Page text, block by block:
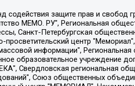
владельцем интернет-издания https://mnews.world/, Компания "Stichting Bellingcat", зарегистрированная в Нидерландах (дата регистрации 11.07.2018), Захаров Андрей Вячеславович, Клепиковская Екатерина Дмитриевна, Общество с ограниченной ответственностью "МЕМО", Перл Роман Александрович, Симонов Евгений Алексеевич, Соловьева Елена Анатольевна, Сотников Даниил Владимирович, Сурначева Елизавета Дмитриевна, Автономная некоммерческая организация по защите прав человека и информированию населения "Якутия – Наше Мнение", Общество с ограниченной ответственностью "Москоу диджитал медиа", с 26.01.2023 Общество с ограниченной ответственностью "Чайка Белые сады", Ветошкина Валерия Валерьевна, Заговора Максим Александрович, Межрегиональное общественное движение "Российская ЛГБТ - сеть", Оленичев Максим Владимирович, Павлов Иван Юрьевич, Скворцова Елена Сергеевна, Общество с ограниченной ответственностью "Как бы инагент", Кочетков Игорь Викторович, Общество с ограниченной ответственностью "Честные выборы", Еланчик Олег Александрович, Общество с ограниченной ответственностью "Нобелевский призыв", Гималова Регина Эмилевна, Григорьев Андрей Валерьевич, Григорьева Алина Александровна, Ассоциация по содействию защите прав призывников, альтернативнослужащих и военнослужащих "Правозащитная группа "Гражданин.Армия.Право", Хисамова Регина Фаритовна, Автономная некоммерческая организация по реализации социально-правовых программ "Лилит", Дальневосточное общественное движение "Маяк", Санкт-Петербургская ЛГБТ-инициативная группа "Выход", Инициативная группа ЛГБТ+ "Реверс", Алексеев Андрей Викторович, Бекбулатова Таисия Львовна, Беляев Иван Михайлович, Владыкина Елена Сергеевна, Гельман Марат Александрович, Никульшина Вероника Юрьевна, Толоконникова Надежда Андреевна, Шендерович Виктор Анатольевич, Общество с ограниченной ответственностью "Данное сообщение", Общество с ограниченной ответственностью Издательский дом "Новая глава", Айнбиндер Александра Александровна, Московский комьюнити-центр для ЛГБТ+инициатив, Благотворительный фонд развития филантропии, Deutsche Welle (Германия, Kurt-